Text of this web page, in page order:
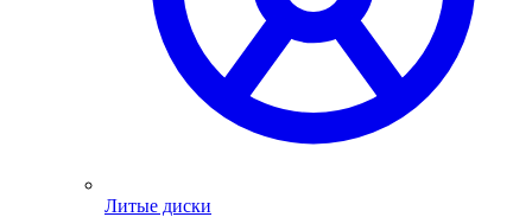
Литые диски